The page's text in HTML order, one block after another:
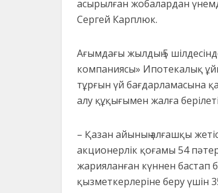
асырылған жобалардан
Сергей Карплюк.
Ағымдағы жылдың 5
компаниясы» Ипотекалық
тұрғын үй бағдарламасына
алу құқығымен жалға
– Қазан айының алғашқы
акционерлік қоғамы 54
жарияланған күннен бастап
қызметкерлеріне беру үшін